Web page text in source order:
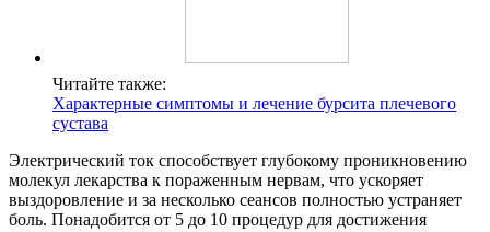
Читайте также:
Характерные симптомы и лечение бурсита плечевого
сустава
Электрический ток способствует глубокому проникновению
молекул лекарства к пораженным нервам, что ускоряет
выздоровление и за несколько сеансов полностью устраняет
боль. Понадобится от 5 до 10 процедур для достижения